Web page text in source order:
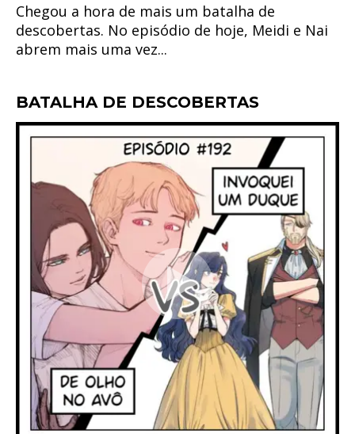
Chegou a hora de mais um batalha de
descobertas. No episódio de hoje, Meidi e Nai
abrem mais uma vez...
BATALHA DE DESCOBERTAS